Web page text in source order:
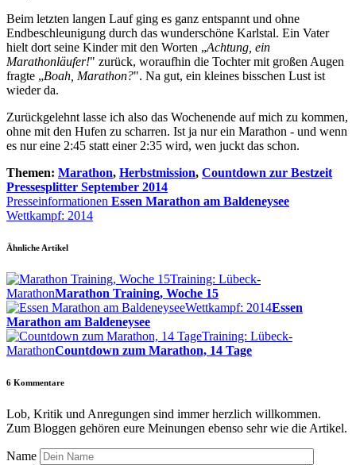
Beim letzten langen Lauf ging es ganz entspannt und ohne
Endbeschleunigung durch das wunderschöne Karlstal. Ein Vater
hielt dort seine Kinder mit den Worten „Achtung, ein
Marathonläufer!" zurück, woraufhin die Tochter mit großen Augen
fragte „Boah, Marathon?". Na gut, ein kleines bisschen Lust ist
wieder da.
Zurückgelehnt lasse ich also das Wochenende auf mich zu kommen,
ohne mit den Hufen zu scharren. Ist ja nur ein Marathon - und wenn
es nur eine 2:45 statt einer 2:35 wird, wen juckt das schon.
Themen: Marathon, Herbstmission, Countdown zur Bestzeit
Pressesplitter September 2014
Presseinformationen Essen Marathon am Baldeneysee
Wettkampf: 2014
Ähnliche Artikel
Training: Lübeck-
MarathonMarathon Training, Woche 15
Wettkampf: 2014Essen
Marathon am Baldeneysee
Training: Lübeck-
MarathonCountdown zum Marathon, 14 Tage
6 Kommentare
Lob, Kritik und Anregungen sind immer herzlich willkommen.
Zum Bloggen gehören eure Meinungen ebenso sehr wie die Artikel.
Name